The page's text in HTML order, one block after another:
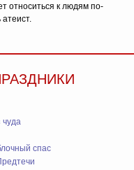
относиться к людям по-
атеист.
чуда
спас